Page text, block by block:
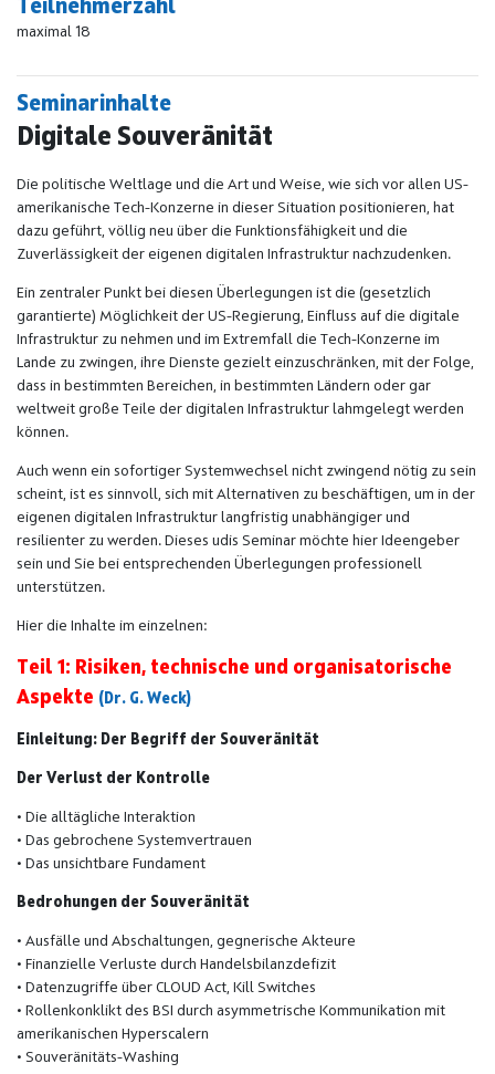
Teilnehmerzahl
maximal 18
Seminarinhalte
Digitale Souveränität
Die politische Weltlage und die Art und Weise, wie sich vor allen US-
amerikanische Tech-Konzerne in dieser Situation positionieren, hat
dazu geführt, völlig neu über die Funktionsfähigkeit und die
Zuverlässigkeit der eigenen digitalen Infrastruktur nachzudenken.
Ein zentraler Punkt bei diesen Überlegungen ist die (gesetzlich
garantierte) Möglichkeit der US-Regierung, Einfluss auf die digitale
Infrastruktur zu nehmen und im Extremfall die Tech-Konzerne im
Lande zu zwingen, ihre Dienste gezielt einzuschränken, mit der Folge,
dass in bestimmten Bereichen, in bestimmten Ländern oder gar
weltweit große Teile der digitalen Infrastruktur lahmgelegt werden
können.
Auch wenn ein sofortiger Systemwechsel nicht zwingend nötig zu sein
scheint, ist es sinnvoll, sich mit Alternativen zu beschäftigen, um in der
eigenen digitalen Infrastruktur langfristig unabhängiger und
resilienter zu werden. Dieses udis Seminar möchte hier Ideengeber
sein und Sie bei entsprechenden Überlegungen professionell
unterstützen.
Hier die Inhalte im einzelnen:
Teil 1: Risiken, technische und organisatorische
Aspekte (Dr. G. Weck)
Einleitung: Der Begriff der Souveränität
Der Verlust der Kontrolle
• Die alltägliche Interaktion
• Das gebrochene Systemvertrauen
• Das unsichtbare Fundament
Bedrohungen der Souveränität
• Ausfälle und Abschaltungen, gegnerische Akteure
• Finanzielle Verluste durch Handelsbilanzdefizit
• Datenzugriffe über CLOUD Act, Kill Switches
• Rollenkonklikt des BSI durch asymmetrische Kommunikation mit
amerikanischen Hyperscalern
• Souveränitäts-Washing